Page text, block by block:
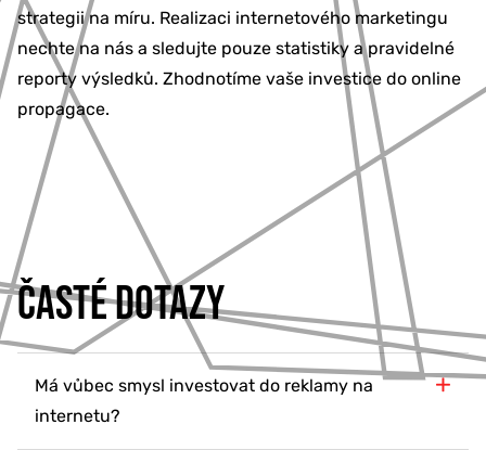
strategii na míru. Realizaci internetového marketingu
nechte na nás a sledujte pouze statistiky a pravidelné
reporty výsledků. Zhodnotíme vaše investice do online
propagace.
ČASTÉ DOTAZY
Má vůbec smysl investovat do reklamy na
internetu?